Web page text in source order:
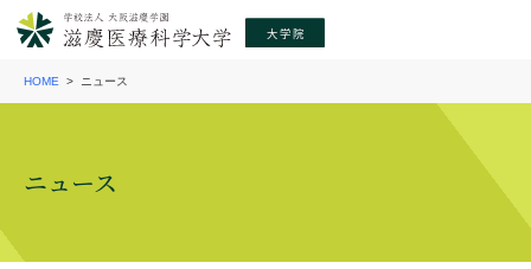
HOME ニュース
ニュース